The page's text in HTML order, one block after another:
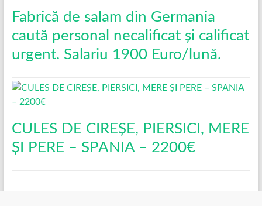
Fabrică de salam din Germania
caută personal necalificat și calificat
urgent. Salariu 1900 Euro/lună.
CULES DE CIREȘE, PIERSICI, MERE
ȘI PERE – SPANIA – 2200€